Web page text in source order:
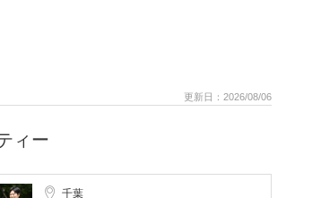
更新日：2026/08/06
ィー
千葉